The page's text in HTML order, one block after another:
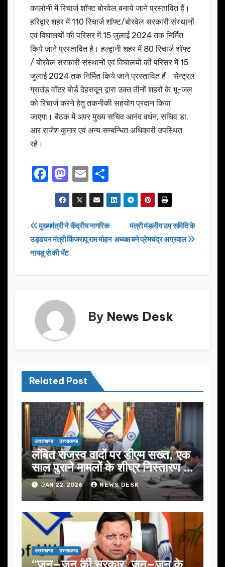
कालोनी में रिचार्ज शॉफ्ट बोरवेल बनाये जाने प्रस्तावित हैं।
हरिद्वार शहर में 110 रिचार्ज शॉफ्ट/बोरवेल सरकारी संस्थानों
एवं विघालयों की परिसर में 15 जुलाई 2024 तक निर्मित
किये जाने प्रस्तावित है। हल्द्वानी शहर में 80 रिचार्ज शॉफ्ट
/ बोरवेल सरकारी संस्थानों एवं विघालयों की परिसर में 15
जुलाई 2024 तक निर्मित किये जाने प्रस्तावित हैं। सेन्ट्रल
ग्राउंड वॉटर बोर्ड देहरादून द्वारा उक्त तीनों शहरों के भू-जल
को रिचार्ज करने हेतु तकनीकी सहयोग प्रदान किया
जाएगा। बैठक में अपर मुख्य सचिव आनंद वर्धन, सचिव डा.
आर राजेश कुमार एवं अन्य सम्बन्धित अधिकारी उपस्थित
रहे।
F
a
c
e
b
o
o
M
a
st
o
d
o
n
E
m
ail
h
ar
e
Post
navigation
मंत्री मंडलीय उप समिति के
अध्यक्ष बने प्रेमचंद्र अग्रवाल
मुख्यमंत्री ने केंद्रीय नागरिक
उड्डयन मंत्री किंजरापू राम मोहन
नायडू से की भेंट
By News Desk
Related Post
उत्तराखण्ड उत्तराखण्ड
लंबित राजस्व वादों पर डीएम सख्त, एक
साल पुराने मामलों के शीघ्र निस्तारण के
आदेश…
JAN 22, 2026 NEWS DESK
उत्तराखण्ड उत्तराखण्ड